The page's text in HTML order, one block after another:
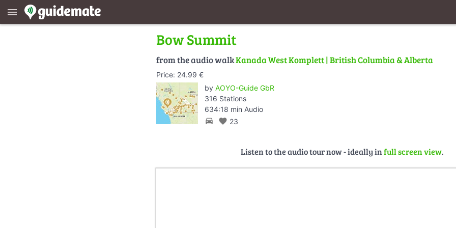
menu
Bow Summit
from the audio walkKanada West Komplett | British Columbia & Alberta
Price: 24.99 €
by AOYO-Guide GbR
316 Stations
634:18 min Audio
directions_car favorite 23
Listen to the audio tour now - ideally infull screen view.